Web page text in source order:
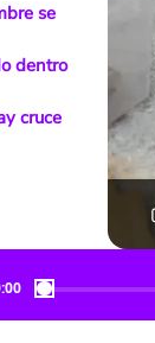
se
dentro
cruce